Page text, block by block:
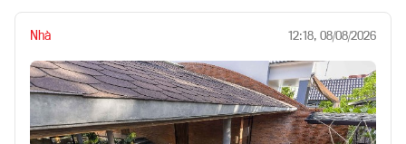
Nhà 12:18, 08/08/2026